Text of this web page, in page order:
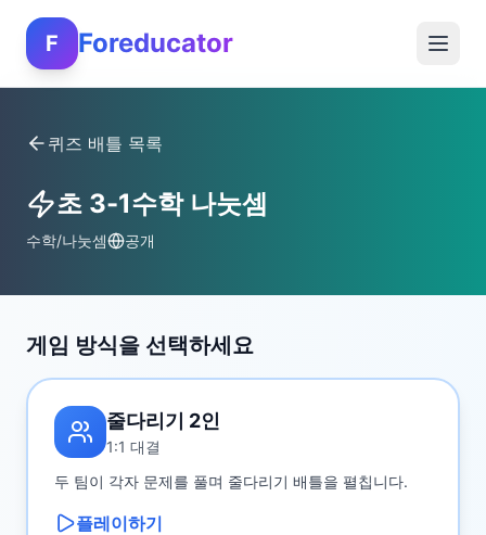
F Foreducator
퀴즈 배틀 목록
초 3-1수학 나눗셈
수학/나눗셈 공개
게임 방식을 선택하세요
줄다리기 2인
1:1 대결
두 팀이 각자 문제를 풀며 줄다리기 배틀을 펼칩니다.
플레이하기